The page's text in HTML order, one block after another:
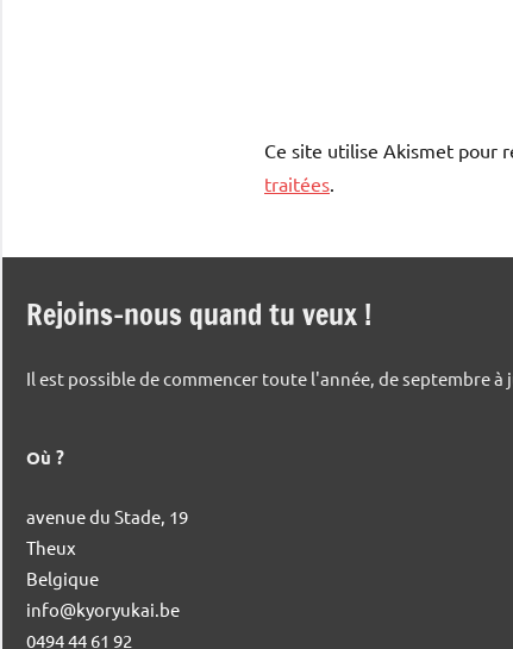
Ce site utilise Akismet pour
traitées.
Rejoins-nous quand tu veux !
Il est possible de commencer toute l'année, de septembre à
Où ?
avenue du Stade, 19
Theux
Belgique
info@kyoryukai.be
0494 44 61 92